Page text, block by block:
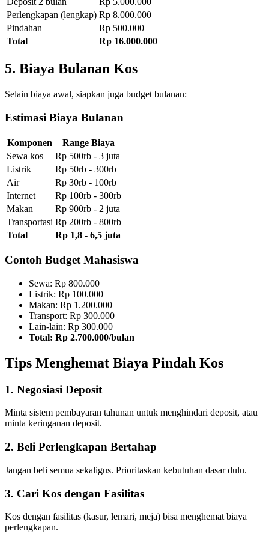
Perlengkapan (lengkap) Rp 8.000.000
Pindahan
Rp 500.000
Total
Rp 16.000.000
5. Biaya Bulanan Kos
Selain biaya awal, siapkan juga budget bulanan:
Estimasi Biaya Bulanan
Komponen
Range Biaya
Sewa kos
Rp 500rb - 3 juta
Listrik
Rp 50rb - 300rb
Air
Rp 30rb - 100rb
Internet
Rp 100rb - 300rb
Makan
Rp 900rb - 2 juta
Transportasi Rp 200rb - 800rb
Total
Rp 1,8 - 6,5 juta
Contoh Budget Mahasiswa
Sewa: Rp 800.000
Listrik: Rp 100.000
Makan: Rp 1.200.000
Transport: Rp 300.000
Lain-lain: Rp 300.000
Total: Rp 2.700.000/bulan
Tips Menghemat Biaya Pindah Kos
1. Negosiasi Deposit
Minta sistem pembayaran tahunan untuk menghindari deposit, atau
minta keringanan deposit.
2. Beli Perlengkapan Bertahap
Jangan beli semua sekaligus. Prioritaskan kebutuhan dasar dulu.
3. Cari Kos dengan Fasilitas
Kos dengan fasilitas (kasur, lemari, meja) bisa menghemat biaya
perlengkapan.